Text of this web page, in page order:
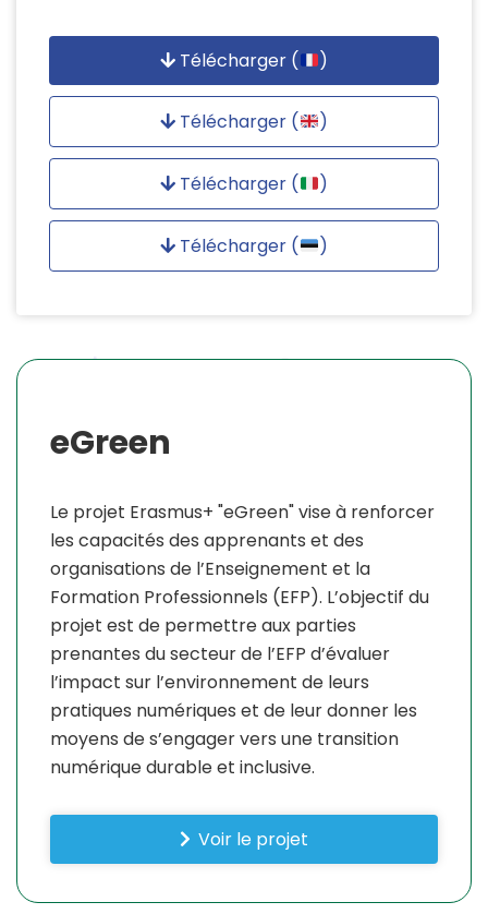
Télécharger ( )
Télécharger ( )
Télécharger ( )
Télécharger ( )
eGreen
Le projet Erasmus+ "eGreen" vise à renforcer
les capacités des apprenants et des
organisations de l’Enseignement et la
Formation Professionnels (EFP). L’objectif du
projet est de permettre aux parties
prenantes du secteur de l’EFP d’évaluer
l’impact sur l’environnement de leurs
pratiques numériques et de leur donner les
moyens de s’engager vers une transition
numérique durable et inclusive.
Voir le projet